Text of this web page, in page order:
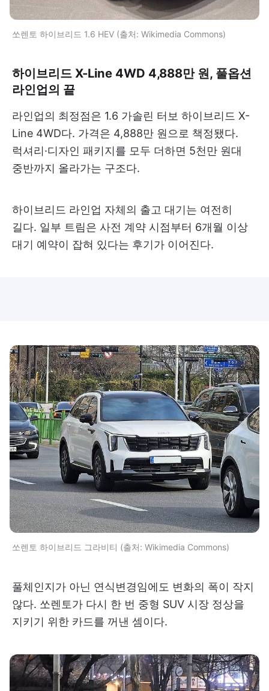
쏘렌토 하이브리드 1.6 HEV (출처: Wikimedia Commons)
하이브리드 X-Line 4WD 4,888만 원, 풀옵션
라인업의 끝
라인업의 최정점은 1.6 가솔린 터보 하이브리드 X-
Line 4WD다. 가격은 4,888만 원으로 책정됐다.
럭셔리·디자인 패키지를 모두 더하면 5천만 원대
중반까지 올라가는 구조다.
하이브리드 라인업 자체의 출고 대기는 여전히
길다. 일부 트림은 사전 계약 시점부터 6개월 이상
대기 예약이 잡혀 있다는 후기가 이어진다.
쏘렌토 하이브리드 그라비티 (출처: Wikimedia Commons)
풀체인지가 아닌 연식변경임에도 변화의 폭이 작지
않다. 쏘렌토가 다시 한 번 중형 SUV 시장 정상을
지키기 위한 카드를 꺼낸 셈이다.